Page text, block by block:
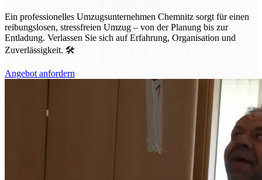
Ein professionelles Umzugsunternehmen Chemnitz sorgt für einen
reibungslosen, stressfreien Umzug – von der Planung bis zur
Entladung. Verlassen Sie sich auf Erfahrung, Organisation und
Zuverlässigkeit. 🛠️
Angebot anfordern